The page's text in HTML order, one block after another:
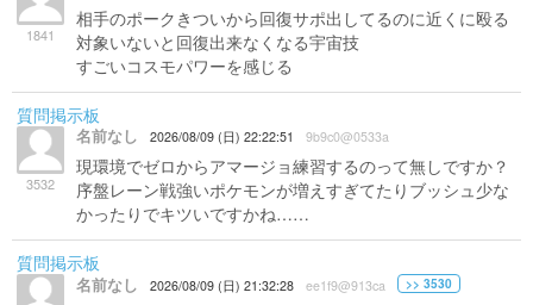
1841
相手のポークきついから回復サポ出してるのに近くに殴る
対象いないと回復出来なくなる宇宙技
すごいコスモパワーを感じる
質問掲示板
3532
名前なし 2026/08/09 (日) 22:22:51 9b9c0@0533a
現環境でゼロからアマージョ練習するのって無しですか？
序盤レーン戦強いポケモンが増えすぎてたりブッシュ少な
かったりでキツいですかね……
質問掲示板
名前なし 2026/08/09 (日) 21:32:28 ee1f9@913ca >> 3530